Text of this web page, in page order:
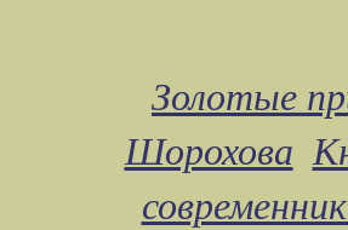
Золотые
Шорохова